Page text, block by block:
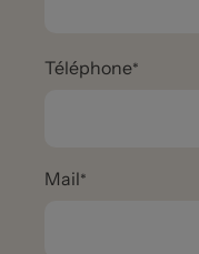
Téléphone
Mail